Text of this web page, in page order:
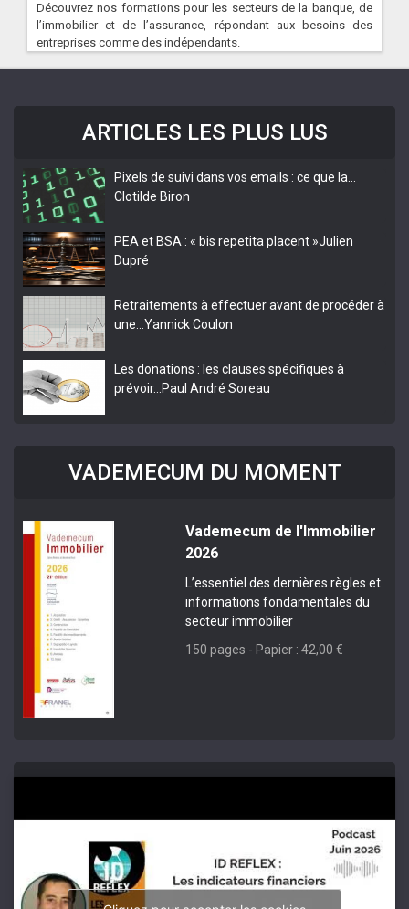
Découvrez nos formations pour les secteurs de la banque, de
l’immobilier et de l’assurance, répondant aux besoins des
entreprises comme des indépendants.
ARTICLES LES PLUS LUS
Pixels de suivi dans vos emails : ce que la…
Clotilde Biron
PEA et BSA : « bis repetita placent »Julien
Dupré
Retraitements à effectuer avant de procéder à
une… Yannick Coulon
Les donations : les clauses spécifiques à
prévoir…
Paul André Soreau
VADEMECUM DU MOMENT
Vademecum de l'Immobilier
2026
L’essentiel des dernières règles et
informations fondamentales du
secteur immobilier
150 pages - Papier : 42,00 €